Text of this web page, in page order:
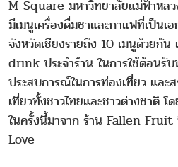
M-Square มหาวิทยาลัยแม่ฟ้าหลว
มีเมนูเครื่องดื่มชาและกาแฟที่เป็น
จังหวัดเชียงรายถึง 10 เมนูด้วยกั
drink ประจำร้าน ในการใช้ต้อนรั
ประสบการณ์ในการท่องเที่ยว และ
เที่ยวทั้งชาวไทยและชาวต่างชาติ โ
ในครั้งนี้มาจาก ร้าน Fallen
Love